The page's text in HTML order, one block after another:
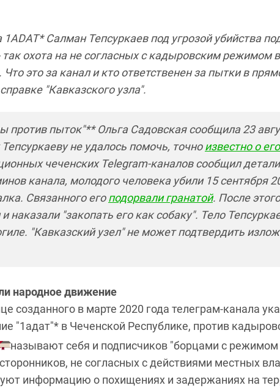
Салман Тепсуркаев под угрозой убийства
охота на не согласных с кадыровским режимом
Что это за канал и кто ответственен за пытки в
"Кавказского узла".
против пыток"** Ольга Садовская сообщила 23
не удалось помочь, точноизвестно о
чеченских Telegram-каналов сообщил
канала, молодого человека убили 15 сентября
Связанного егоподорвали гранатой. После
наказали "закопать его как собаку". Тело
"Кавказский узел" не может подтвердить
народное движение
созданного в марте 2020 года телеграм-канала
"1адат"* в Чеченской Республике, против
называют себя и подписчиков "борцами с режимом
не согласных с действиями местных
информацию о похищениях и задержаниях на